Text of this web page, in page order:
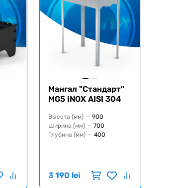
Мангал "Стандарт"
MG5 INOX AISI 304
Высота (мм) — 900
Ширина (мм) — 700
Глубина (мм) — 400
3 190 lei